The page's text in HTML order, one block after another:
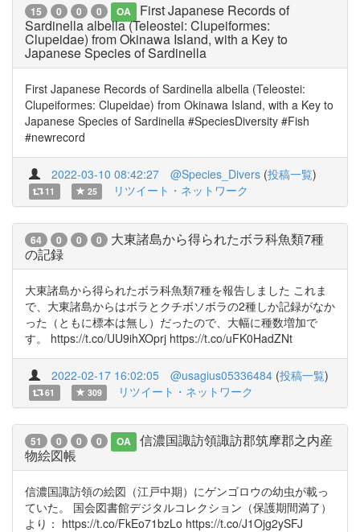
15 0 0 0 OA
First Japanese Records of
Sardinella albella (Teleostei: Clupeiformes:
Clupeidae) from Okinawa Island, with a Key to
Japanese Species of Sardinella
First Japanese Records of Sardinella albella (Teleostei:
Clupeiformes: Clupeidae) from Okinawa Island, with a Key to
Japanese Species of Sardinella #SpeciesDiversity #Fish
#newrecord
2022-03-10 08:42:27 @Species_Divers (投稿一覧)
11 25 リツイート・ネットワーク
64 0 0 0
大東諸島から得られたボラ科魚類7種
の記録
大東諸島から得られたボラ科魚類7種を報告しました これま
で、大東諸島からはボラとクチボソボラの2種しか記録がなか
った（ともに標本は無し）だったので、大幅に種数増加で
す。 https://t.co/UU9ihXOprj https://t.co/uFK0HadZNt
2022-02-17 16:02:05 @usagius05336484 (投稿一覧)
61 309 リツイート・ネットワーク
51 0 0 0 OA
信濃国諏訪領諏訪郡筑摩郡之内産
物絵図帳
信濃国諏訪領の絵図（江戸中期）にゲンゴロウの幼虫が載っ
ていた。 国会図書館デジタルコレクション（保護期間満了）
より： https://t.co/FkEo71bzLo https://t.co/J1Ojg2ySFJ